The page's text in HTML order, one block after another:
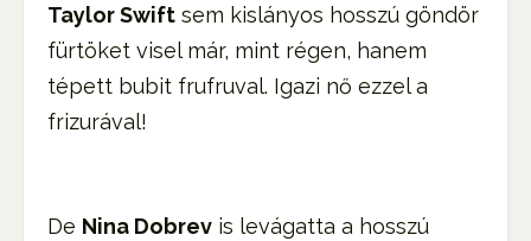
Taylor Swift sem kislányos hosszú göndör
fürtöket visel már, mint régen, hanem
tépett bubit frufruval. Igazi nő ezzel a
frizurával!
De Nina Dobrev is levágatta a hosszú